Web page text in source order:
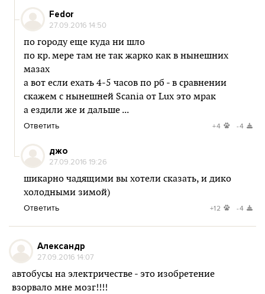
Fedor
27.09.2016 14:50
по городу еще куда ни шло
по кр. мере там не так жарко как в нынешних
мазах
а вот если ехать 4-5 часов по рб - в сравнении
скажем с нынешней Scania от Lux это мрак
а ездили же и дальше ...
Ответить +4 -4
джо
27.09.2016 19:26
шикарно чадящими вы хотели сказать, и дико
холодными зимой)
Ответить +12 -4
Александр
27.09.2016 14:07
автобусы на электричестве - это изобретение
взорвало мне мозг!!!!